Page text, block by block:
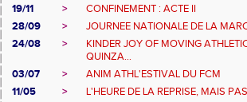
19/11
>
CONFINEMENT : ACTE II
28/09
>
JOURNEE NATIONALE DE LA
24/08
>
KINDER JOY OF MOVING
QUINZA...
03/07
>
ANIM ATHL'ESTIVAL DU FCM
11/05
>
L'HEURE DE LA REPRISE, MAIS